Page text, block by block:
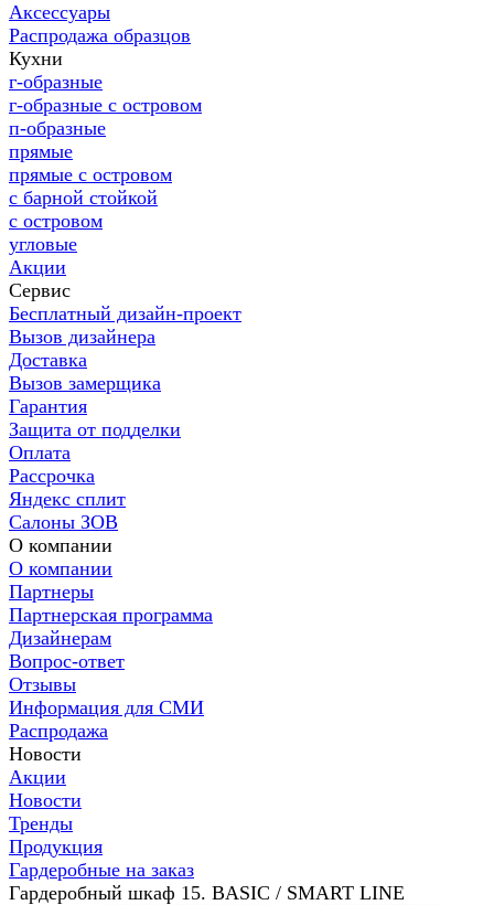
Аксессуары
Распродажа образцов
Кухни
г-образные
г-образные с островом
п-образные
прямые
прямые с островом
с барной стойкой
с островом
угловые
Акции
Сервис
Бесплатный дизайн-проект
Вызов дизайнера
Доставка
Вызов замерщика
Гарантия
Защита от подделки
Оплата
Рассрочка
Яндекс сплит
Салоны ЗОВ
О компании
О компании
Партнеры
Партнерская программа
Дизайнерам
Вопрос-ответ
Отзывы
Информация для СМИ
Распродажа
Новости
Акции
Новости
Тренды
Продукция
Гардеробные на заказ
Гардеробный шкаф 15. BASIC / SMART LINE